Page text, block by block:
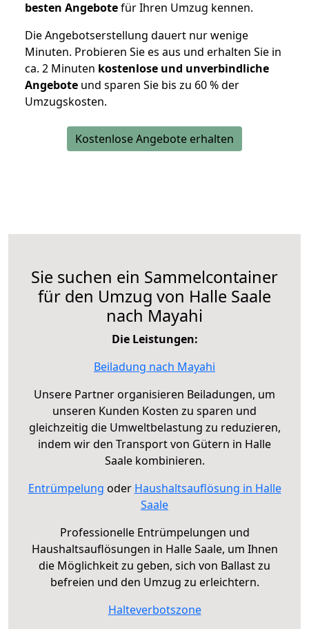
besten Angebotefür Ihren Umzug kennen.
Die Angebotserstellung dauert nur wenige
Minuten. Probieren Sie es aus und erhalten Sie in
ca. 2 Minuten kostenlose und unverbindliche
Angebote und sparen Sie bis zu 60 % der
Umzugskosten.
Kostenlose Angebote erhalten
Sie suchen ein Sammelcontainer
für den Umzug von Halle Saale
nach Mayahi
Die Leistungen:
Beiladung nach Mayahi
Unsere Partner organisieren Beiladungen, um
unseren Kunden Kosten zu sparen und
gleichzeitig die Umweltbelastung zu reduzieren,
indem wir den Transport von Gütern in Halle
Saale kombinieren.
Entrümpelung oder Haushaltsauflösung in Halle
Saale
Professionelle Entrümpelungen und
Haushaltsauflösungen in Halle Saale, um Ihnen
die Möglichkeit zu geben, sich von Ballast zu
befreien und den Umzug zu erleichtern.
Halteverbotszone